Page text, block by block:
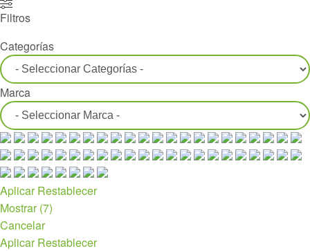
Filtros
Categorías
Marca
Aplicar Restablecer
Mostrar(7)
Cancelar
Aplicar Restablecer